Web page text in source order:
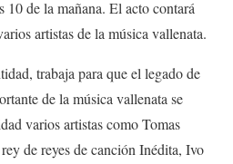
10 de la mañana. El acto contará
artistas de la música vallenata.
trabaja para que el legado de
de la música vallenata se
varios artistas como Tomas
de reyes de canción Inédita, Ivo